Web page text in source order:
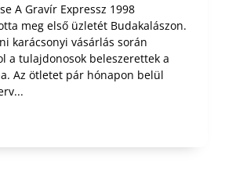
A Gravír Expressz 1998
meg első üzletét Budakalászon.
karácsonyi vásárlás során
a tulajdonosok beleszerettek a
Az ötletet pár hónapon belül